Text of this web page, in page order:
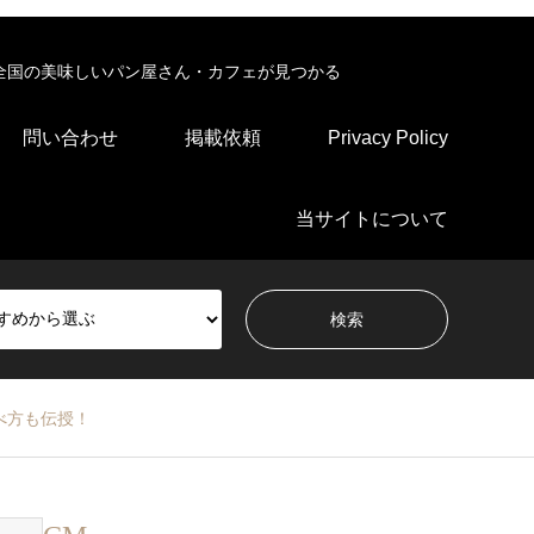
の美味しいパン屋さん・カフェが見つかる
問い合わせ 掲載依頼 Privacy Policy
当サイトについて
も伝授！